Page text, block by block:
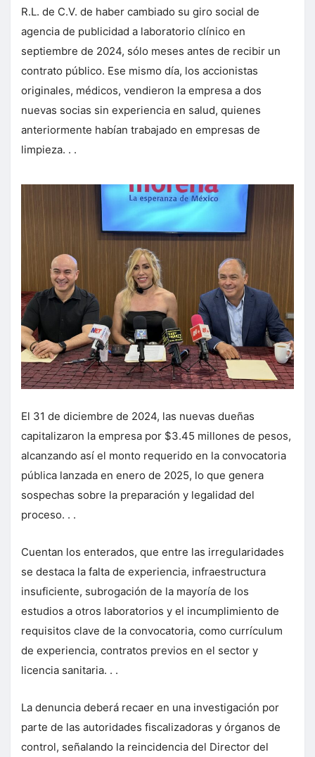
R.L. de C.V. de haber cambiado su giro social de
agencia de publicidad a laboratorio clínico en
septiembre de 2024, sólo meses antes de recibir un
contrato público. Ese mismo día, los accionistas
originales, médicos, vendieron la empresa a dos
nuevas socias sin experiencia en salud, quienes
anteriormente habían trabajado en empresas de
limpieza. . .
El 31 de diciembre de 2024, las nuevas dueñas
capitalizaron la empresa por $3.45 millones de pesos,
alcanzando así el monto requerido en la convocatoria
pública lanzada en enero de 2025, lo que genera
sospechas sobre la preparación y legalidad del
proceso. . .
Cuentan los enterados, que entre las irregularidades
se destaca la falta de experiencia, infraestructura
insuficiente, subrogación de la mayoría de los
estudios a otros laboratorios y el incumplimiento de
requisitos clave de la convocatoria, como currículum
de experiencia, contratos previos en el sector y
licencia sanitaria. . .
La denuncia deberá recaer en una investigación por
parte de las autoridades fiscalizadoras y órganos de
control, señalando la reincidencia del Director del